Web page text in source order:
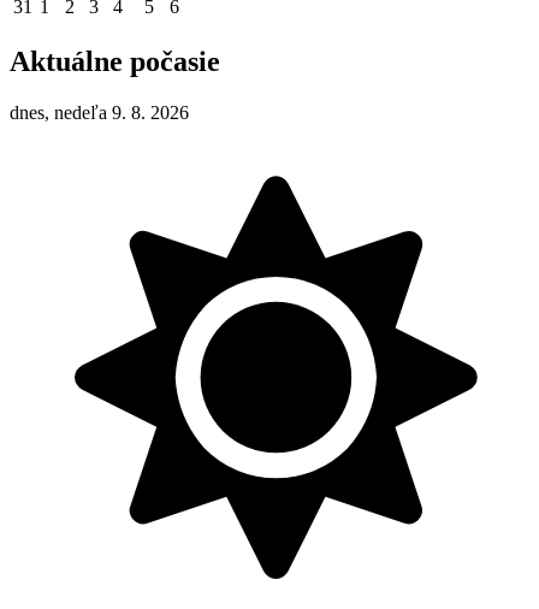
31 1 2 3 4 5 6
Aktuálne počasie
dnes, nedeľa 9. 8. 2026